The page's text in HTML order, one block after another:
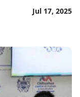
Jul 17, 2025